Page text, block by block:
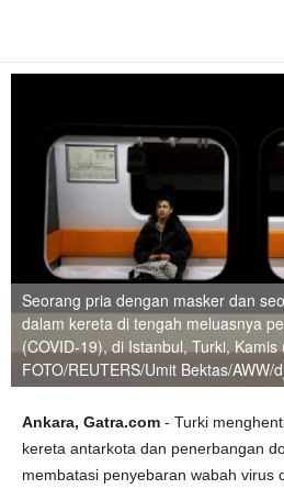
Seorang pria dengan masker dan
dalam kereta di tengah meluasnya
(COVID-19), di Istanbul, Turki,
FOTO/REUTERS/Umit Bektas/AWW/
Ankara, Gatra.com - Turki
kereta antarkota dan penerbangan
membatasi penyebaran wabah virus